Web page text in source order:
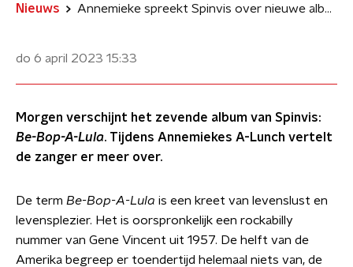
Nieuws Annemieke spreekt Spinvis over nieuwe album Be-Bop-A-Lula
do 6 april 2023 15:33
Morgen verschijnt het zevende album van Spinvis:
Be-Bop-A-Lula. Tijdens Annemiekes A-Lunch vertelt
de zanger er meer over.
De term Be-Bop-A-Lula is een kreet van levenslust en
levensplezier. Het is oorspronkelijk een rockabilly
nummer van Gene Vincent uit 1957. De helft van de
Amerika begreep er toendertijd helemaal niets van, de